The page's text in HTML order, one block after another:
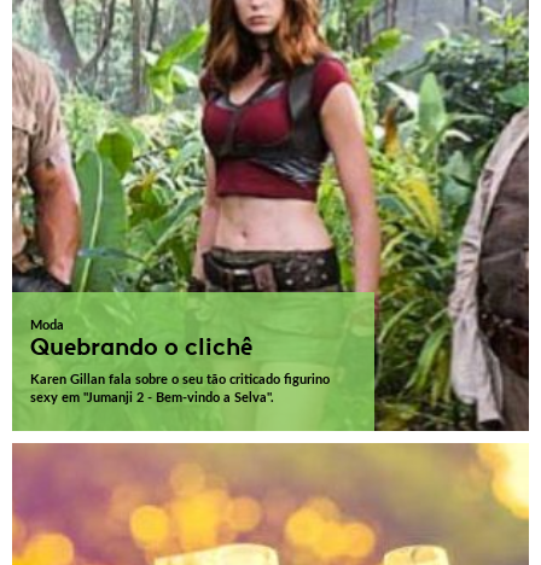
Moda
Quebrando o clichê
Karen Gillan fala sobre o seu tão criticado figurino
sexy em "Jumanji 2 - Bem-vindo a Selva".